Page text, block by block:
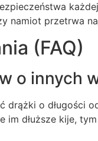
namiot przetrwa
(FAQ)
o innych
drążki o długości
im dłuższe kije,